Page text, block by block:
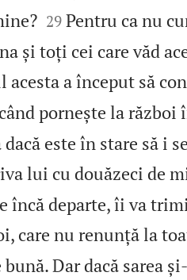

29 Pentru ca nu
și toți cei care văd
acesta a început să
pornește la
este în stare să i
lui cu douăzeci de
încă departe, îi va
care nu renunță la
bună. Dar dacă sarea